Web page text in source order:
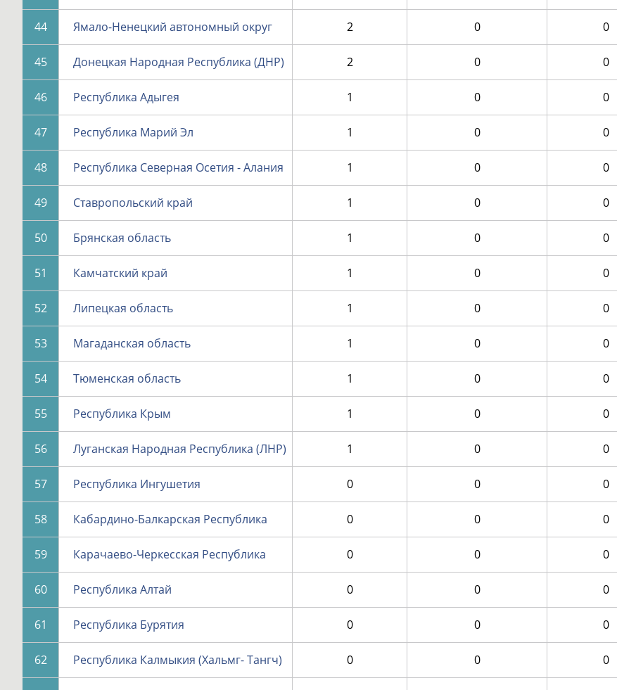
44 Ямало-Ненецкий автономный округ 2 0 0
45 Донецкая Народная Республика (ДНР) 2 0 0
46 Республика Адыгея 1 0 0
47 Республика Марий Эл 1 0 0
48 Республика Северная Осетия - Алания 1 0 0
49 Ставропольский край 1 0 0
50 Брянская область 1 0 0
51 Камчатский край 1 0 0
52 Липецкая область 1 0 0
53 Магаданская область 1 0 0
54 Тюменская область 1 0 0
55 Республика Крым 1 0 0
56 Луганская Народная Республика (ЛНР) 1 0 0
57 Республика Ингушетия 0 0 0
58 Кабардино-Балкарская Республика 0 0 0
59 Карачаево-Черкесская Республика 0 0 0
60 Республика Алтай 0 0 0
61 Республика Бурятия 0 0 0
62 Республика Калмыкия (Хальмг- Тангч) 0 0 0